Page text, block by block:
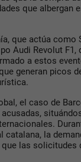
que albergan
que actúa como
Audi Revolut F1,
a estos
generan picos
el caso de
catalana, la
las solicitudes